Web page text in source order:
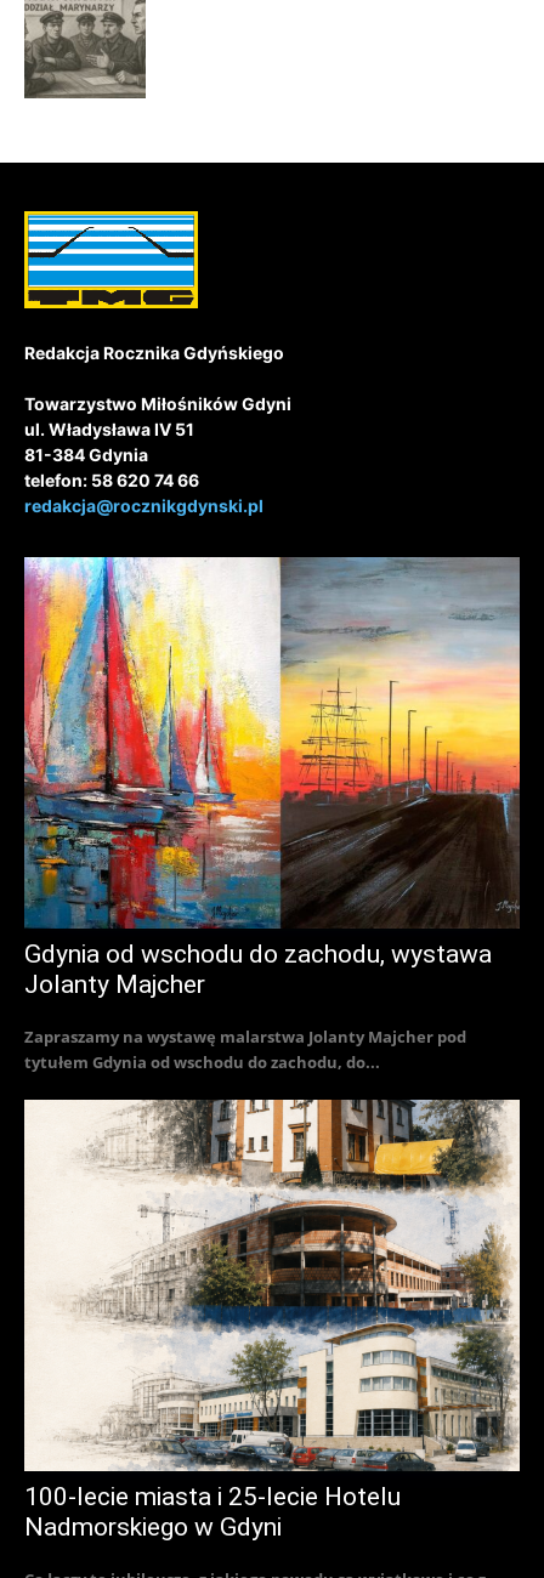
Redakcja Rocznika Gdyńskiego
Towarzystwo Miłośników Gdyni
ul. Władysława IV 51
81-384 Gdynia
telefon: 58 620 74 66
redakcja@rocznikgdynski.pl
Gdynia od wschodu do zachodu, wystawa
Jolanty Majcher
Zapraszamy na wystawę malarstwa Jolanty Majcher pod
tytułem Gdynia od wschodu do zachodu, do...
100-lecie miasta i 25-lecie Hotelu
Nadmorskiego w Gdyni